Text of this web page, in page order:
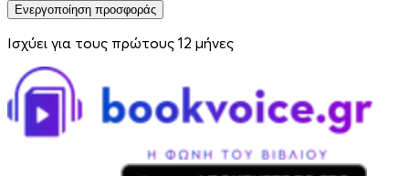
Ενεργοποίηση προσφοράς
Ισχύει για τους πρώτους 12 μήνες